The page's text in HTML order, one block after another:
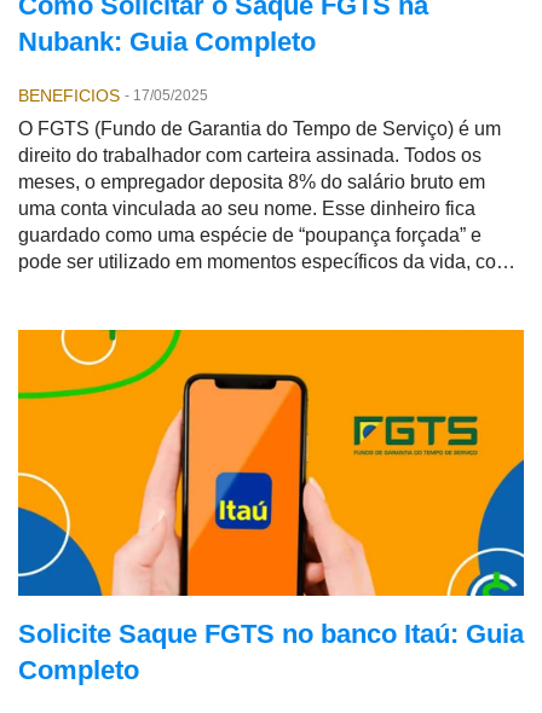
Nubank: Guia Completo
BENEFICIOS - 17/05/2025
O FGTS (Fundo de Garantia do Tempo de Serviço) é um
direito do trabalhador com carteira assinada. Todos os
meses, o empregador deposita 8% do salário bruto em
uma conta vinculada ao seu nome. Esse dinheiro fica
guardado como uma espécie de “poupança forçada” e
pode ser utilizado em momentos específicos da vida, como
Solicite Saque FGTS no banco Itaú: Guia
Completo